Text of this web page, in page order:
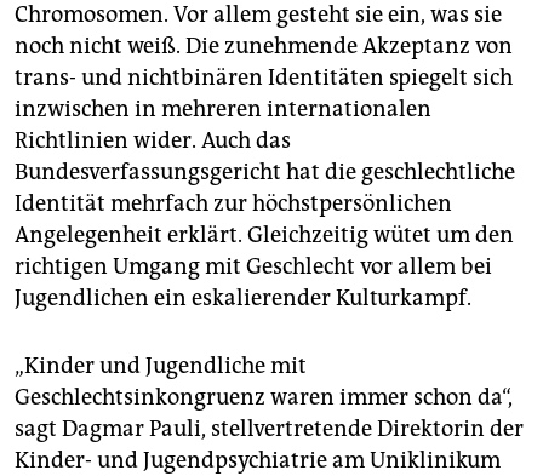
Chromosomen. Vor allem gesteht sie ein, was sie
noch nicht weiß. Die zunehmende Akzeptanz von
trans- und nichtbinären Identitäten spiegelt sich
inzwischen in mehreren internationalen
Richtlinien wider. Auch das
Bundesverfassungsgericht hat die geschlechtliche
Identität mehrfach zur höchstpersönlichen
Angelegenheit erklärt. Gleichzeitig wütet um den
richtigen Umgang mit Geschlecht vor allem bei
Jugendlichen ein eskalierender Kulturkampf.
„Kinder und Jugendliche mit
Geschlechtsinkongruenz waren immer schon da“,
sagt Dagmar Pauli, stellvertretende Direktorin der
Kinder- und Jugendpsychiatrie am Uniklinikum